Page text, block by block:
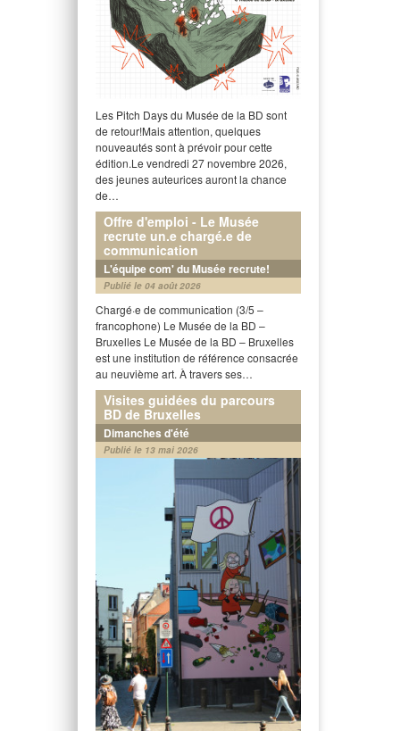
Les Pitch Days du Musée de la BD sont
de retour!Mais attention, quelques
nouveautés sont à prévoir pour cette
édition.Le vendredi 27 novembre 2026,
des jeunes auteurices auront la chance
de…
Offre d'emploi - Le Musée
recrute un.e chargé.e de
communication
L'équipe com' du Musée recrute!
Publié le 04 août 2026
Chargé·e de communication (3/5 –
francophone) Le Musée de la BD –
Bruxelles Le Musée de la BD – Bruxelles
est une institution de référence consacrée
au neuvième art. À travers ses…
Visites guidées du parcours
BD de Bruxelles
Dimanches d'été
Publié le 13 mai 2026